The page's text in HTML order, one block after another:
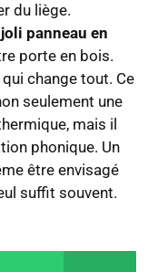
du liège.
panneau en
porte en bois.
change tout. Ce
seulement une
mais il
phonique. Un
être envisagé
suffit souvent.